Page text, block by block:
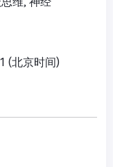
(北京时间)